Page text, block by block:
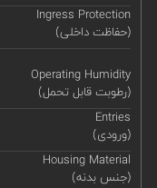
Ingress Protection
(حفاظت داخلی)
Operating Humidity
(رطوبت قابل تحمل)
Entries
(ورودی)
Housing Material
(جنس بدنه)